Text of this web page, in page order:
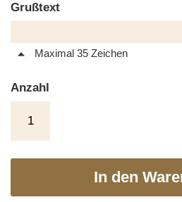
Grußtext
Maximal 35 Zeichen
Anzahl
In den